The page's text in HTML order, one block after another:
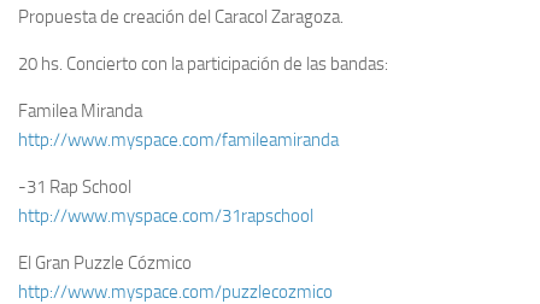
Propuesta de creación del Caracol Zaragoza.
20 hs. Concierto con la participación de las bandas:
Familea Miranda
http://www.myspace.com/famileamiranda
-31 Rap School
http://www.myspace.com/31rapschool
El Gran Puzzle Cózmico
http://www.myspace.com/puzzlecozmico